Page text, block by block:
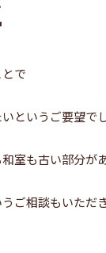
で
というご要望でし
室も古い部分が
ご相談もいただ